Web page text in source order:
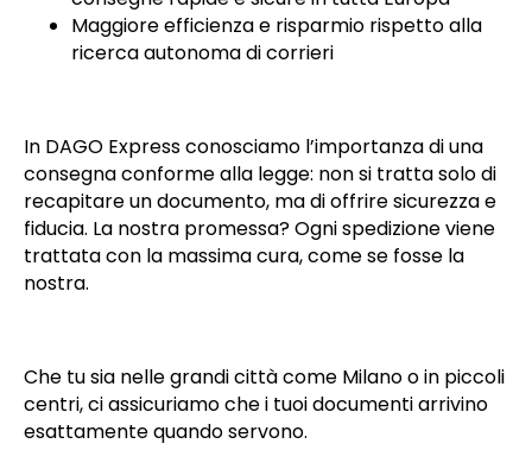
Maggiore efficienza e risparmio rispetto alla
ricerca autonoma di corrieri
In DAGO Express conosciamo l’importanza di una
consegna conforme alla legge: non si tratta solo di
recapitare un documento, ma di offrire sicurezza e
fiducia. La nostra promessa? Ogni spedizione viene
trattata con la massima cura, come se fosse la
nostra.
Che tu sia nelle grandi città come Milano o in piccoli
centri, ci assicuriamo che i tuoi documenti arrivino
esattamente quando servono.